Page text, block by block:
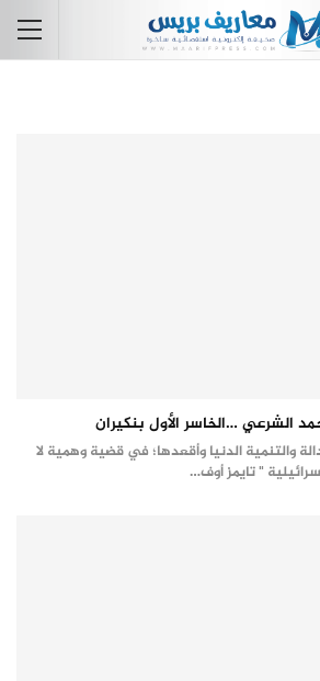
الشرعي …الخاسر الأول بنكيران
والتنمية الدنيا وأقعدها؛ في قضية وهمية لا
" تايمز أوف…